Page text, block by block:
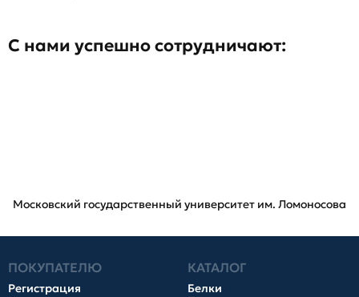
С нами успешно сотрудничают:
Московский государственный университет им. Ломоносова
ПОКУПАТЕЛЮ
Регистрация
КАТАЛОГ
Белки